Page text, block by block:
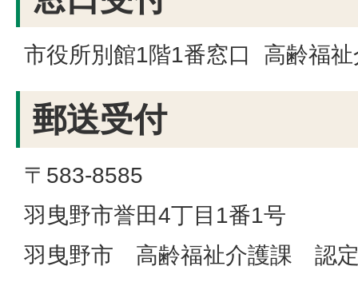
市役所別館1階1番窓口 高齢福祉
郵送受付
〒583-8585
羽曳野市誉田4丁目1番1号
羽曳野市 高齢福祉介護課 認